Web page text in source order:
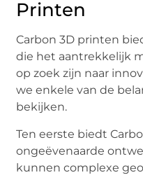
Printen
Carbon 3D printen
die het aantrekkelijk
op zoek zijn naar
we enkele van de
bekijken.
Ten eerste biedt
ongeëvenaarde
kunnen complexe